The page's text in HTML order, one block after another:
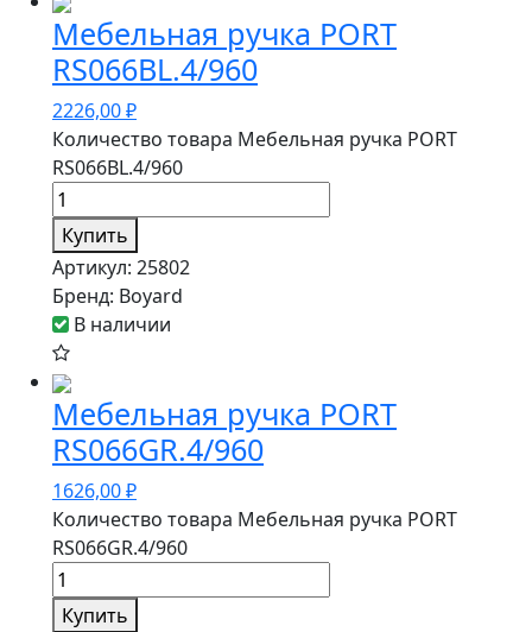
Мебельная ручка PORT
RS066BL.4/960
2226,00₽
Количество товара Мебельная ручка PORT
RS066BL.4/960
Купить
Артикул: 25802
Бренд: Boyard
В наличии
Мебельная ручка PORT
RS066GR.4/960
1626,00₽
Количество товара Мебельная ручка PORT
RS066GR.4/960
Купить